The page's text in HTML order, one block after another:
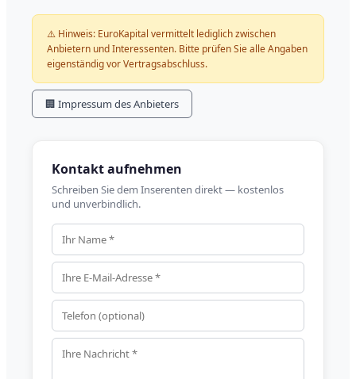
⚠️ Hinweis: EuroKapital vermittelt lediglich zwischen
Anbietern und Interessenten. Bitte prüfen Sie alle Angaben
eigenständig vor Vertragsabschluss.
🏢 Impressum des Anbieters
Kontakt aufnehmen
Schreiben Sie dem Inserenten direkt — kostenlos
und unverbindlich.